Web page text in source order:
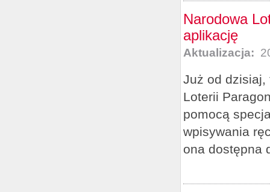
Narodowa
aplikację
Aktualizacja:
Już od dzisiaj,
Loterii
pomocą
wpisywania
ona dostępna